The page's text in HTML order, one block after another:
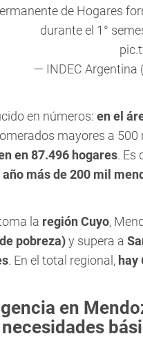
de Hogares
durante el 1°
— INDEC Argentina
en números: en el
mayores a 500
en 87.496 hogares. Es
año más de 200 mil
la región Cuyo,
pobreza)y supera a
. En el total regional, hay
en